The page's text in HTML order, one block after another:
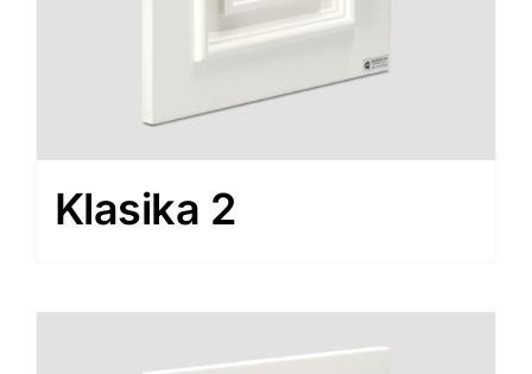
Klasika 2